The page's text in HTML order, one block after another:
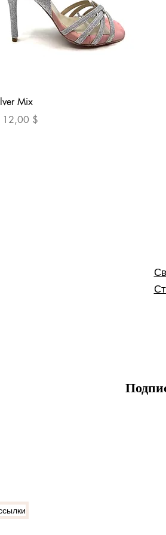
Быстрый просмотр
Mix
со скидкой
$